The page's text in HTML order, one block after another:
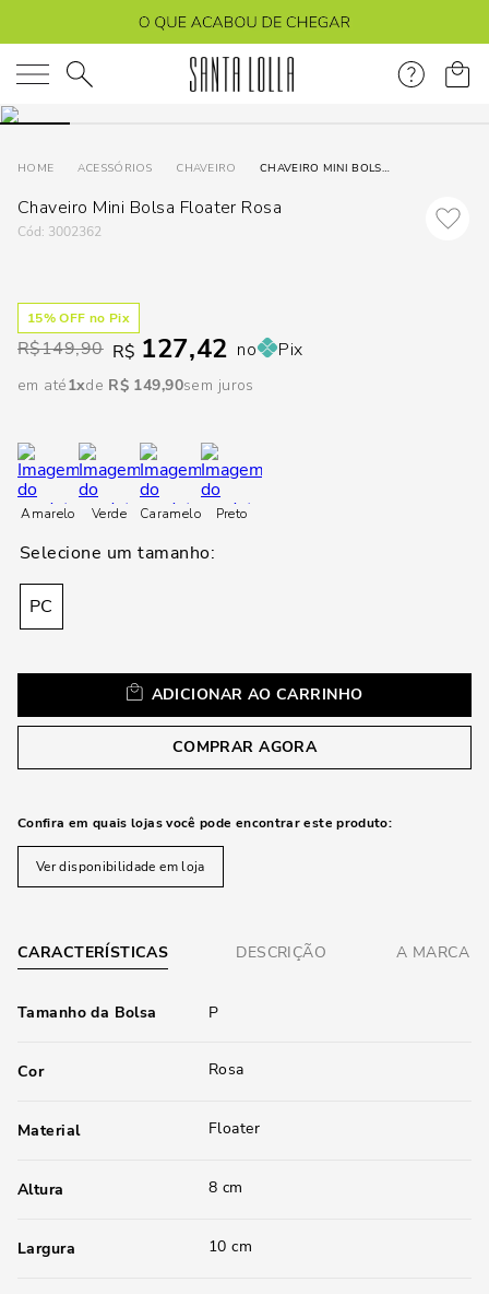
O que você está procurando?
ACESSÓRIOS CHAVEIRO CHAVEIRO MINI BOLSA FLOATER ROSA
Chaveiro Mini Bolsa Floater Rosa
: 3002362
15% OFF no Pix
R$149,90 R$ 127,42 no Pix
em até1 R$ 149,90sem juros
Amarelo Verde Caramelo Preto
PC
ADICIONAR AO CARRINHO
COMPRAR AGORA
Confira em quais lojas você pode encontrar este produto:
Ver disponibilidade em loja
CARACTERÍSTICAS DESCRIÇÃO A MARCA
Tamanho da Bolsa P
Cor Rosa
Material Floater
Altura 8 cm
Largura 10 cm